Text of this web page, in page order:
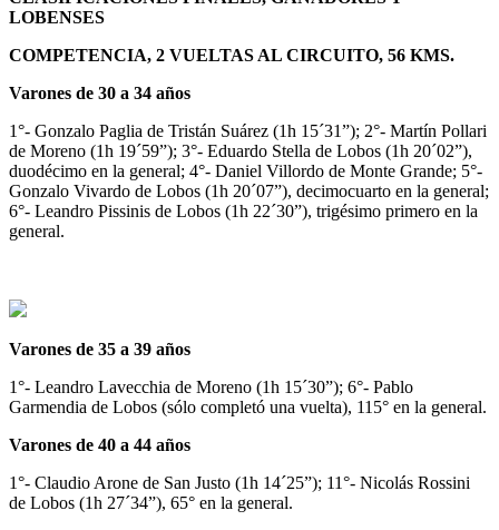
LOBENSES
COMPETENCIA, 2 VUELTAS AL CIRCUITO, 56 KMS.
Varones de 30 a 34 años
1°- Gonzalo Paglia de Tristán Suárez (1h 15´31”); 2°- Martín Pollari
de Moreno (1h 19´59”); 3°- Eduardo Stella de Lobos (1h 20´02”),
duodécimo en la general; 4°- Daniel Villordo de Monte Grande; 5°-
Gonzalo Vivardo de Lobos (1h 20´07”), decimocuarto en la general;
6°- Leandro Pissinis de Lobos (1h 22´30”), trigésimo primero en la
general.
Varones de 35 a 39 años
1°- Leandro Lavecchia de Moreno (1h 15´30”); 6°- Pablo
Garmendia de Lobos (sólo completó una vuelta), 115° en la general.
Varones de 40 a 44 años
1°- Claudio Arone de San Justo (1h 14´25”); 11°- Nicolás Rossini
de Lobos (1h 27´34”), 65° en la general.